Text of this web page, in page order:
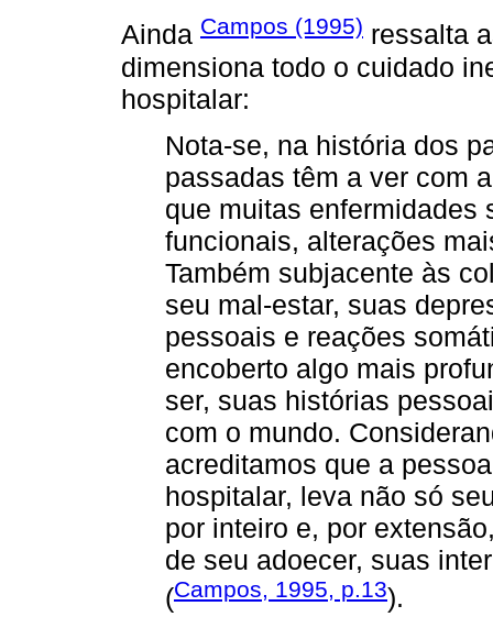
Ainda Campos (1995) ressalta
dimensiona todo o cuidado
hospitalar:
Nota-se, na história dos
passadas têm a ver com
que muitas enfermidades
funcionais, alterações
Também subjacente às
seu mal-estar, suas
pessoais e reações
encoberto algo mais
ser, suas histórias
com o mundo.
acreditamos que a
hospitalar, leva não só
por inteiro e, por
de seu adoecer, suas
(Campos, 1995, p.13).